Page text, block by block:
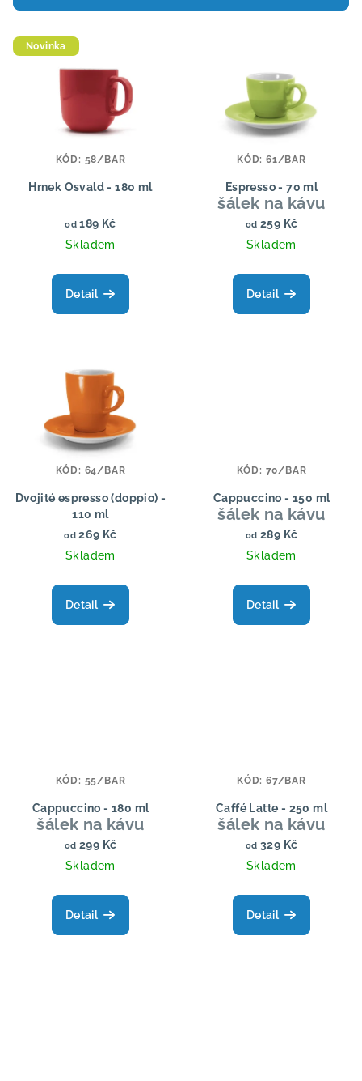
r
o
d
V
ý
Novinka
Hrnek Osvald - 180 ml
od 189 Kč
Skladem
Detail
KÓD: 58/BAR
Espresso - 70 ml
šálek na kávu
od 259 Kč
Skladem
Detail
KÓD:61/BAR
Dvojité espresso (doppio) -
110 ml
šálek na kávu
od 269 Kč
Skladem
Detail
KÓD: 64/BAR
Cappuccino - 150 ml
šálek na kávu
od 289 Kč
Skladem
Detail
KÓD: 70/BAR
Cappuccino - 180 ml
šálek na kávu
od 299 Kč
Skladem
Detail
KÓD: 55/BAR
Caffé Latte - 250 ml
šálek na kávu
od 329 Kč
Skladem
Detail
KÓD:67/BAR